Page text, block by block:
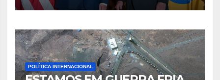
POLÍTICA INTERNACIONAL